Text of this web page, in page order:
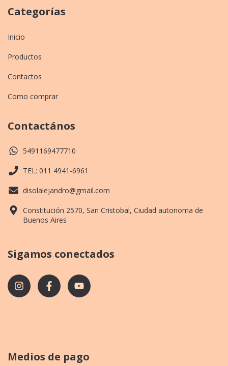
Categorías
Inicio
Productos
Contactos
Como comprar
Contactános
5491169477710
TEL: 011 4941-6961
disolalejandro@gmail.com
Constitución 2570, San Cristobal, Ciudad autonoma de
Buenos Aires
Sigamos conectados
Medios de pago